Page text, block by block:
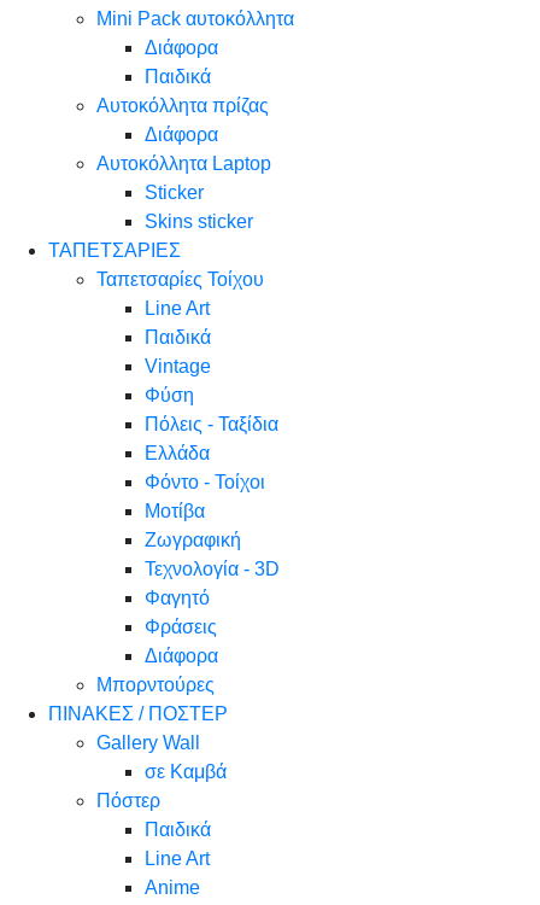
Mini Pack αυτοκόλλητα
Διάφορα
Παιδικά
Αυτοκόλλητα πρίζας
Διάφορα
Αυτοκόλλητα Laptop
Sticker
Skins sticker
ΤΑΠΕΤΣΑΡΙΕΣ
Ταπετσαρίες Τοίχου
Line Art
Παιδικά
Vintage
Φύση
Πόλεις - Ταξίδια
Ελλάδα
Φόντο - Τοίχοι
Μοτίβα
Ζωγραφική
Τεχνολογία - 3D
Φαγητό
Φράσεις
Διάφορα
Μπορντούρες
ΠΙΝΑΚΕΣ / ΠΟΣΤΕΡ
Gallery Wall
σε Καμβά
Πόστερ
Παιδικά
Line Art
Anime